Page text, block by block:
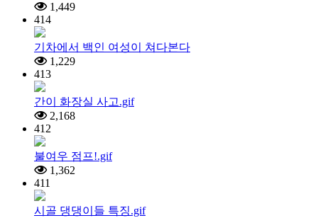
1,449
414
기차에서 백인 여성이 쳐다본다
1,229
413
간이 화장실 사고.gif
2,168
412
불여우 점프!.gif
1,362
411
시골 댕댕이들 특징.gif